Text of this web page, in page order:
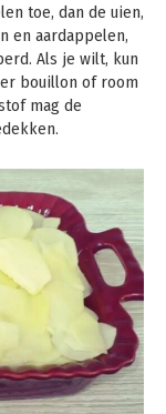
toe, dan de uien,
en aardappelen,
Als je wilt, kun
bouillon of room
mag de